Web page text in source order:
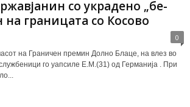
со украдено „бе-
на границата со Косово
0
на Граничен премин Долно Блаце, на влез во
го уапсиле Е.М.(31) од Германија . При